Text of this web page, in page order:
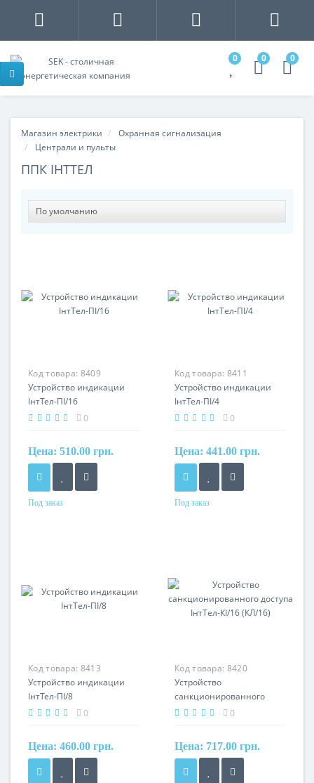
0 0 0
Магазин электрики
Охранная сигнализация
Централи и пульты
ППК ІНТТЕЛ
Код товара: 8409
Устройство индикации
ІнтТел-ПІ/16
0
Цена: 510.00 грн.
Под заказ
Код товара: 8411
Устройство индикации
ІнтТел-ПІ/4
0
Цена: 441.00 грн.
Под заказ
Код товара: 8413
Устройство индикации
ІнтТел-ПІ/8
0
Цена: 460.00 грн.
Код товара: 8420
Устройство
санкционированного
доступа IнтТел-КІ/16
0
Цена: 717.00 грн.